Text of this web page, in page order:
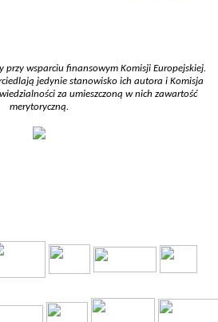
przy wsparciu finansowym Komisji Europejskiej.
jedynie stanowisko ich autora i Komisja
za umieszczoną w nich zawartość
merytoryczną.